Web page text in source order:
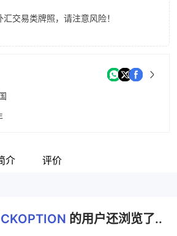
汇交易类牌照，请注意风险！
介 评价
的用户还浏览了..